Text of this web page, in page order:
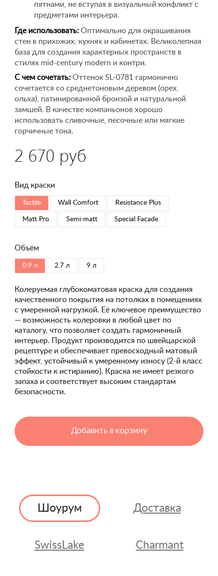
пятнами, не вступая в визуальный конфликт с
предметами интерьера.
Где использовать: Оптимально для окрашивания
стен в прихожих, кухнях и кабинетах. Великолепная
база для создания характерных пространств в
стилях mid-century modern и контри.
С чем сочетать: Оттенок SL-0781 гармонично
сочетается со среднетоновым деревом (орех,
ольха), патинированной бронзой и натуральной
замшей. В качестве компаньонов хорошо
использовать сливочные, песочные или мягкие
горчичные тона.
2 670 руб
Вид краски
Tactile Wall Comfort Resistance Plus
Matt Pro Semi-matt Special Faсade
Объём
0.9 л 2.7 л 9 л
Колеруемая глубокоматовая краска для создания
качественного покрытия на потолках в помещениях
с умеренной нагрузкой. Её ключевое преимущество
— возможность колеровки в любой цвет по
каталогу, что позволяет создать гармоничный
интерьер. Продукт производится по швейцарской
рецептуре и обеспечивает превосходный матовый
эффект, устойчивый к умеренному износу (2-й класс
стойкости к истиранию). Краска не имеет резкого
запаха и соответствует высоким стандартам
безопасности.
Добавить в корзину
Шоурум Доставка
SwissLake Charmant